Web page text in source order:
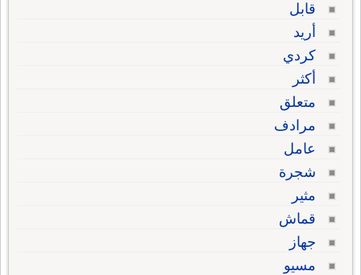
قابل
أريد
كردي
أكثر
متعلق
مرادف
عامل
شجرة
مثير
قماش
جهاز
مسيو